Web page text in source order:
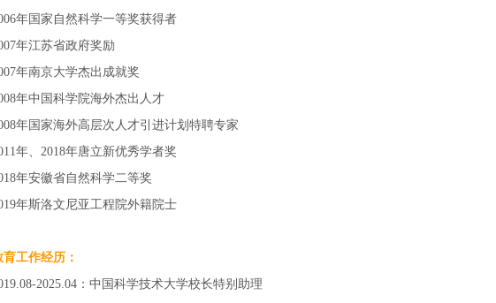
年国家自然科学一等奖获得者
年江苏省政府奖励
年南京大学杰出成就奖
年中国科学院海外杰出人才
年 国家海外高层次 人才引进计划特聘专家
年、2018年唐立新优秀学者奖
年安徽省自然科学二等奖
年斯洛文尼亚工程院外籍院士
育工作经历：
2025.04：中国科学技术大学校长特别助理